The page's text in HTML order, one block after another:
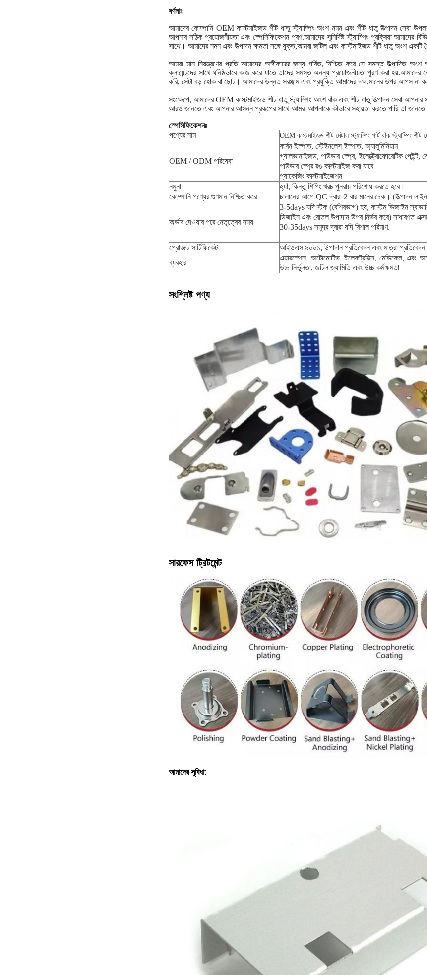
বর্ণনাঃ
আমাদের কোম্পানি OEM কাস্টমাইজড শীট ধাতু স্ট্যাম্পিং অংশ নমন এবং শীট ধাতু উত্পাদন সেবা
আপনার সঠিক প্রয়োজনীয়তা এবং স্পেসিফিকেশন পূরণ.আমাদের সুনির্দিষ্ট স্ট্যাম্পিং প্রক্রিয়া আমাদের
সাথে। আমাদের নমন এবং উত্পাদন ক্ষমতা সঙ্গে যুক্ত,আমরা জটিল এবং কাস্টমাইজড শীট ধাতু অংশ একটি
আমরা মান নিয়ন্ত্রণের প্রতি আমাদের অঙ্গীকারের জন্য গর্বিত, নিশ্চিত করে যে সমস্ত উত্পাদিত
ক্লায়েন্টদের সাথে ঘনিষ্ঠভাবে কাজ করে যাতে তাদের সমস্ত অনন্য প্রয়োজনীয়তা পূরণ করা হয়.আমাদের
করি, সেটা বড় হোক বা ছোট। আমাদের উন্নত সরঞ্জাম এবং প্রযুক্তি আমাদের দক্ষ,মানের উপর আপস না
সংক্ষেপে, আমাদের OEM কাস্টমাইজড শীট ধাতু স্ট্যাম্পিং অংশ বাঁক এবং শীট ধাতু উত্পাদন সেবা
আরও জানতে এবং আপনার আসন্ন প্রকল্পের সাথে আমরা আপনাকে কীভাবে সহায়তা করতে পারি তা
স্পেসিফিকেশনঃ
পণ্যের নাম
OEM কাস্টমাইজড শীট মেটাল স্ট্যাম্পিং পার্ট বাঁক স্ট্যাম্পিং শীট
OEM / ODM পরিষেবা
কার্বন ইস্পাত, স্টেইনলেস ইস্পাত, অ্যালুমিনিয়াম
গ্যালভানাইজড, পাউডার স্প্রে, ইলেক্ট্রোফোরেটিক পেইন্ট,
পাউডার স্প্রে রঙ কাস্টমাইজ করা যাবে
প্যাকেজিং কাস্টমাইজেশন
নমুনা
হ্যাঁ, কিন্তু শিপিং খরচ পুনরায় পরিশোধ করতে হবে।
কোম্পানি পণ্যের গুণমান নিশ্চিত করে
চালানের আগে QC দ্বারা 2 বার মানের চেক। (উত্পাদন
অর্ডার দেওয়ার পরে নেতৃত্বের সময়
3-5days যদি স্টক (বেশিরভাগ) হয়, কাস্টম ডিজাইন
ডিজাইন এবং বোতল উপাদান উপর নির্ভর করে) সাধারণত
30-35days সমুদ্র দ্বারা যদি বিশাল পরিমাণ.
প্রোডাক্ট সার্টিফিকেট
আইওএস ৯০০১, উপাদান প্রতিবেদন এবং মাত্রা প্রতিবেদন
ব্যবহার
এয়ারস্পেস, অটোমোটিভ, ইলেকট্রনিক্স, মেডিকেল, এবং
উচ্চ নির্ভুলতা, জটিল জ্যামিতি এবং উচ্চ কর্মক্ষমতা
সংশ্লিষ্ট পণ্য
সারফেস ট্রিটমেন্ট
আমাদের সুবিধা: